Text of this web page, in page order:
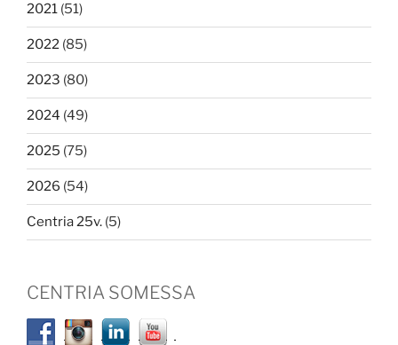
2021 (51)
2022 (85)
2023 (80)
2024 (49)
2025 (75)
2026 (54)
Centria 25v. (5)
CENTRIA SOMESSA